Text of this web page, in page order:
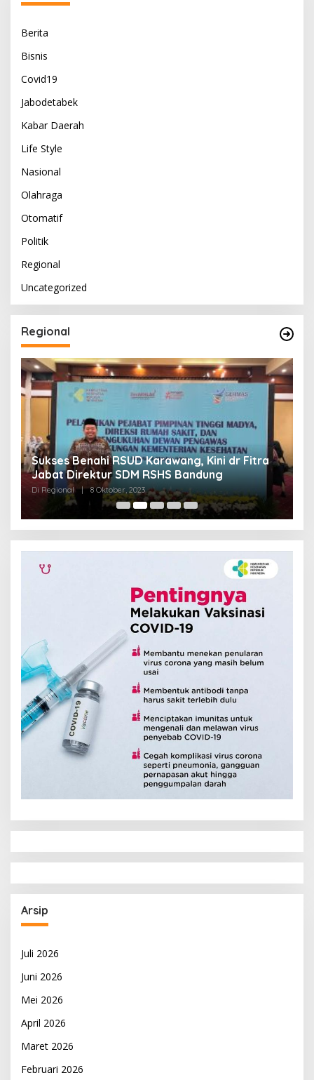
Berita
Bisnis
Covid19
Jabodetabek
Kabar Daerah
Life Style
Nasional
Olahraga
Otomatif
Politik
Regional
Uncategorized
Regional
Sukses Benahi RSUD Karawang, Kini dr Fitra
Jabat Direktur SDM RSHS Bandung
Di Regional | 8 Oktober, 2023
Arsip
Juli 2026
Juni 2026
Mei 2026
April 2026
Maret 2026
Februari 2026